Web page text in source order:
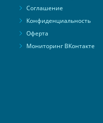
Соглашение
Конфиденциальность
Оферта
Мониторинг ВКонтакте